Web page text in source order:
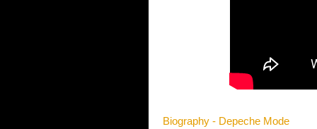
Biography - Depeche Mode